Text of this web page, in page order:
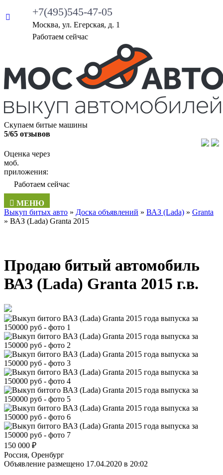
+7(495)545-47-05
Москва, ул. Егерская, д. 1
Работаем сейчас
Скупаем битые машины
5/65 отзывов
Оценка через
моб.
приложения:
Работаем сейчас
МЕНЮ
Выкуп битых авто » Доска объявлений » ВАЗ (Lada) » Granta
» ВАЗ (Lada) Granta 2015
Продаю битый автомобиль
ВАЗ (Lada) Granta 2015 г.в.
150 000 ₽
Россия, Оренбург
Объявление размещено 17.04.2020 в 20:02